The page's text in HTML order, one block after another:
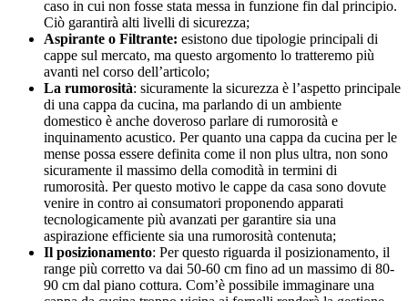
caso in cui non fosse stata messa in funzione fin dal principio.
Ciò garantirà alti livelli di sicurezza;
Aspirante o Filtrante: esistono due tipologie principali di
cappe sul mercato, ma questo argomento lo tratteremo più
avanti nel corso dell’articolo;
La rumorosità: sicuramente la sicurezza è l’aspetto principale
di una cappa da cucina, ma parlando di un ambiente
domestico è anche doveroso parlare di rumorosità e
inquinamento acustico. Per quanto una cappa da cucina per le
mense possa essere definita come il non plus ultra, non sono
sicuramente il massimo della comodità in termini di
rumorosità. Per questo motivo le cappe da casa sono dovute
venire in contro ai consumatori proponendo apparati
tecnologicamente più avanzati per garantire sia una
aspirazione efficiente sia una rumorosità contenuta;
Il posizionamento: Per questo riguarda il posizionamento, il
range più corretto va dai 50-60 cm fino ad un massimo di 80-
90 cm dal piano cottura. Com’è possibile immaginare una